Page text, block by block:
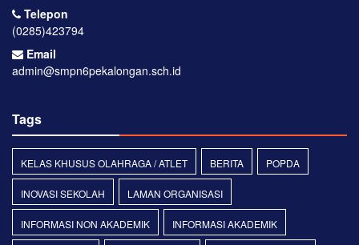
Telepon
(0285)423794
Email
admin@smpn6pekalongan.sch.id
Tags
KELAS KHUSUS OLAHRAGA / ATLET BERITA POPDA
INOVASI SEKOLAH LAMAN ORGANISASI
INFORMASI NON AKADEMIK INFORMASI AKADEMIK